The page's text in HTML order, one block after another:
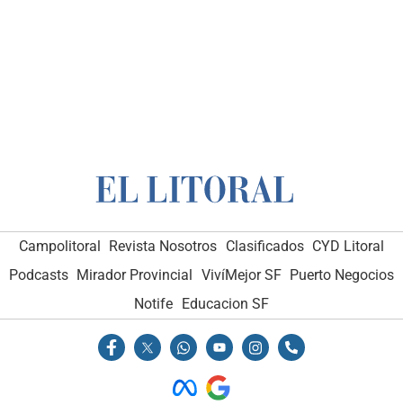
Campolitoral Revista Nosotros Clasificados CYD Litoral
Podcasts Mirador Provincial VivíMejor SF Puerto Negocios
Notife Educacion SF